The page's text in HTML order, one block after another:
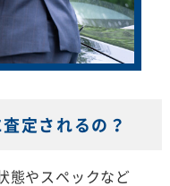
定されるの？
態やスペックなど